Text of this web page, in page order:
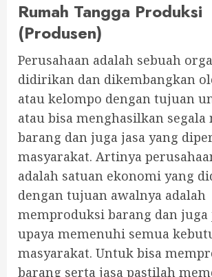
Rumah Tangga Produksi
(Produsen)
Perusahaan adalah sebuah
didirikan dan dikembangkan
atau kelompo dengan tujuan
atau bisa menghasilkan segala
barang dan juga jasa yang
masyarakat. Artinya
adalah satuan ekonomi yang
dengan tujuan awalnya adalah
memproduksi barang dan juga
upaya memenuhi semua
masyarakat. Untuk bisa
barang serta jasa pastilah